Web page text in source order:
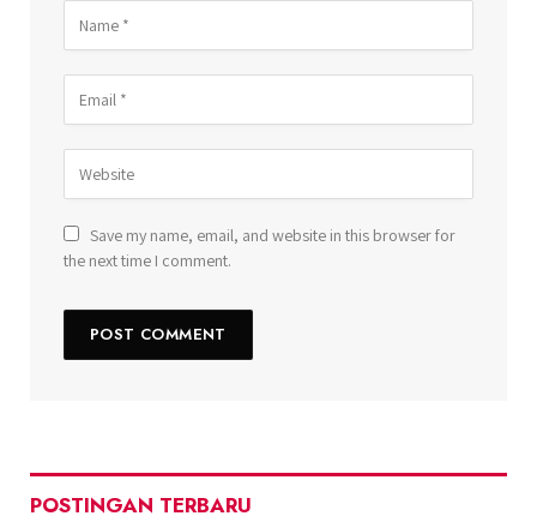
Save my name, email, and website in this browser for
the next time I comment.
POSTINGAN TERBARU